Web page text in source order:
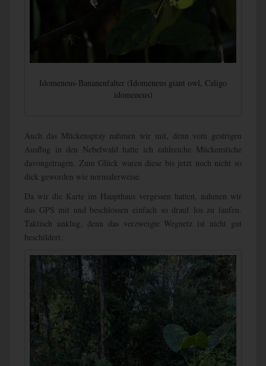
Idomeneus-Bananenfalter (Idomeneus giant owl, Caligo
idomeneus)
Auch das Mückenspray nahmen wir mit, denn vom gestrigen
Ausflug in den Nebelwald hatte ich zahlreiche Mückenstiche
davongetragen. Zum Glück waren diese bis jetzt noch nicht so
dick geworden wie normalerweise.
Da wir die Karte im Haupthaus vergessen hatten, nahmen wir
das GPS mit und beschlossen einfach so drauf los zu laufen.
Taktisch unklug, denn das verzweigte Wegnetz ist nicht gut
beschildert.